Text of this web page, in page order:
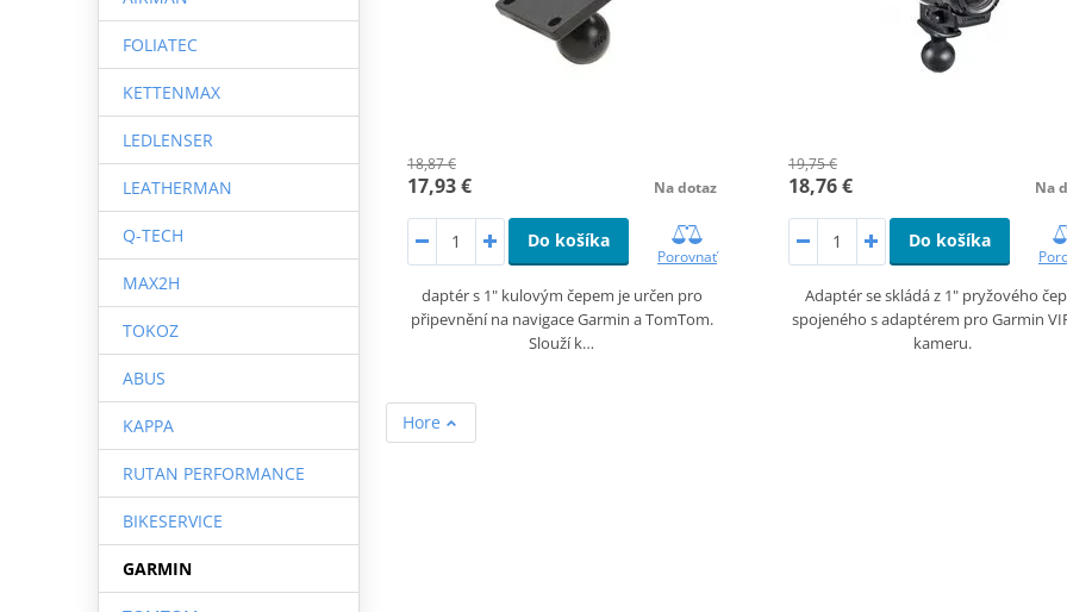
FOLIATEC
KETTENMAX
LEDLENSER
LEATHERMAN
Q-TECH
MAX2H
TOKOZ
ABUS
KAPPA
RUTAN PERFORMANCE
BIKESERVICE
GARMIN
18,87 €
17,93 € Na dotaz
Do košíka
Porovnať
daptér s 1" kulovým čepem je určen pro
připevnění na navigace Garmin a TomTom.
Slouží k…
19,75 €
18,76 € Na
Do košíka
Adaptér se skládá z 1" pryžového
spojeného s adaptérem pro Garmin
kameru.
Hore